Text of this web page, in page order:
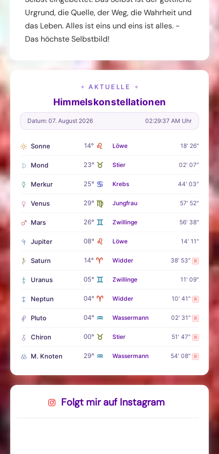
Urgrund, die Quelle, der Weg, die Wahrheit und
das Leben. Alles ist eins und eins ist alles. -
Das höchste Selbstbild!
✦ AKTUELLE ✦
Himmelskonstellationen
Datum: 07. August 2026 02:29:38 AM Uhr
Sonne 14° ♌ Löwe 18' 26"
Mond 23° ♉ Stier 02' 07"
Merkur 25° ♋ Krebs 44' 03"
Venus 29° ♍ Jungfrau 57' 52"
Mars 26° ♊ Zwillinge 56' 38"
Jupiter 08° ♌ Löwe 14' 11"
Saturn 14° ♈ Widder 38' 53" R
Uranus 05° ♊ Zwillinge 11' 09"
Neptun 04° ♈ Widder 10' 41" R
Pluto 04° ♒ Wassermann 02' 31" R
Chiron 00° ♉ Stier 51' 47" R
M. Knoten 29° ♒ Wassermann 54' 08" R
Folgt mir auf Instagram